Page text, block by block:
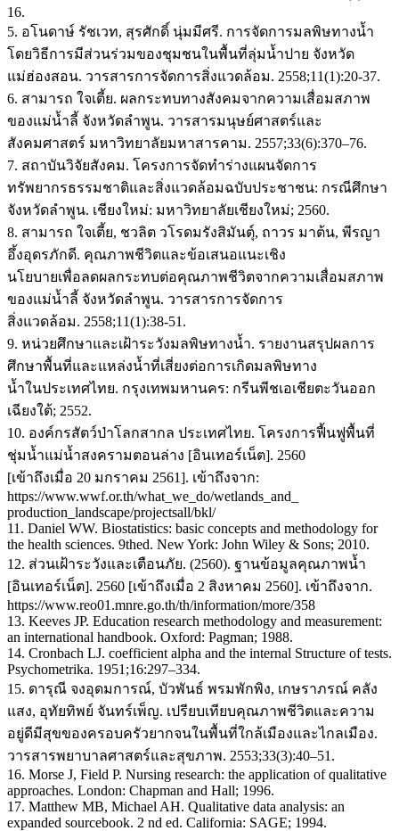
16.
5. อโนดาษ์ รัชเวท, สุรศักดิ์ นุ่มมีศรี. การจัดการมลพิษทางน้ำ
โดยวิธีการมีส่วนร่วมของชุมชนในพื้นที่ลุ่มน้ำปาย จังหวัด
แม่ฮ่องสอน. วารสารการจัดการสิ่งแวดล้อม. 2558;11(1):20-37.
6. สามารถ ใจเตี้ย. ผลกระทบทางสังคมจากความเสื่อมสภาพ
ของแม่น้ำลี้ จังหวัดลำพูน. วารสารมนุษย์ศาสตร์และ
สังคมศาสตร์ มหาวิทยาลัยมหาสารคาม. 2557;33(6):370–76.
7. สถาบันวิจัยสังคม. โครงการจัดทำร่างแผนจัดการ
ทรัพยากรธรรมชาติและสิ่งแวดล้อมฉบับประชาชน: กรณีศึกษา
จังหวัดลำพูน. เชียงใหม่: มหาวิทยาลัยเชียงใหม่; 2560.
8. สามารถ ใจเตี้ย, ชวลิต วโรดมรังสิมันตุ์, ถาวร มาต้น, พีรญา
อึ้งอุดรภักดี. คุณภาพชีวิตและข้อเสนอแนะเชิง
นโยบายเพื่อลดผลกระทบต่อคุณภาพชีวิตจากความเสื่อมสภาพ
ของแม่น้ำลี้ จังหวัดลำพูน. วารสารการจัดการ
สิ่งแวดล้อม. 2558;11(1):38-51.
9. หน่วยศึกษาและเฝ้าระวังมลพิษทางน้ำ. รายงานสรุปผลการ
ศึกษาพื้นที่และแหล่งน้ำที่เสี่ยงต่อการเกิดมลพิษทาง
น้ำในประเทศไทย. กรุงเทพมหานคร: กรีนพีชเอเชียตะวันออก
เฉียงใต้; 2552.
10. องค์กรสัตว์ป่าโลกสากล ประเทศไทย. โครงการฟื้นฟูพื้นที่
ชุ่มน้ำแม่น้ำสงครามตอนล่าง [อินเทอร์เน็ต]. 2560
[เข้าถึงเมื่อ 20 มกราคม 2561]. เข้าถึงจาก:
https://www.wwf.or.th/what_we_do/wetlands_and_
production_landscape/projectsall/bkl/
11. Daniel WW. Biostatistics: basic concepts and methodology for
the health sciences. 9thed. New York: John Wiley & Sons; 2010.
12. ส่วนเฝ้าระวังและเตือนภัย. (2560). ฐานข้อมูลคุณภาพน้ำ
[อินเทอร์เน็ต]. 2560 [เข้าถึงเมื่อ 2 สิงหาคม 2560]. เข้าถึงจาก.
https://www.reo01.mnre.go.th/th/information/more/358
13. Keeves JP. Education research methodology and measurement:
an international handbook. Oxford: Pagman; 1988.
14. Cronbach LJ. coefficient alpha and the internal Structure of tests.
Psychometrika. 1951;16:297–334.
15. ดารุณี จงอุดมการณ์, บัวพันธ์ พรมพักพิง, เกษราภรณ์ คลัง
แสง, อุทัยทิพย์ จันทร์เพ็ญ. เปรียบเทียบคุณภาพชีวิตและความ
อยู่ดีมีสุขของครอบครัวยากจนในพื้นที่ใกล้เมืองและไกลเมือง.
วารสารพยาบาลศาสตร์และสุขภาพ. 2553;33(3):40–51.
16. Morse J, Field P. Nursing research: the application of qualitative
approaches. London: Chapman and Hall; 1996.
17. Matthew MB, Michael AH. Qualitative data analysis: an
expanded sourcebook. 2 nd ed. California: SAGE; 1994.